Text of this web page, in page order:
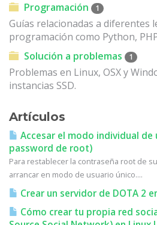
Programación
1
Guías relacionadas a diferentes
programación como Python,
Solución a problemas
1
Problemas en Linux, OSX y
instancias SSD.
Artículos
Accesar el modo individual de
password de root)
Para restablecer la contraseña root de
arrancar en modo de usuario único....
Crear un servidor de DOTA 2
Cómo crear tu propia red